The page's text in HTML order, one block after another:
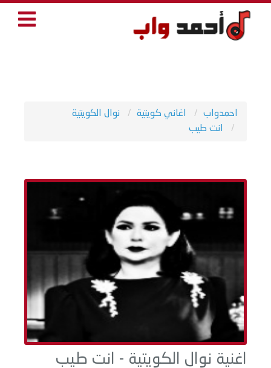
احمدواب اغاني كويتية
نوال الكويتية
انت طيب
اغنية نوال الكويتية - انت طيب